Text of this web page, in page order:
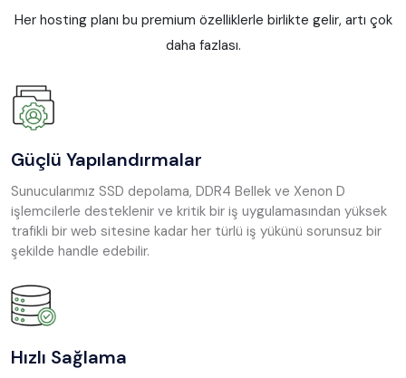
Her hosting planı bu premium özelliklerle birlikte gelir, artı çok
daha fazlası.
Güçlü Yapılandırmalar
Sunucularımız SSD depolama, DDR4 Bellek ve Xenon D
işlemcilerle desteklenir ve kritik bir iş uygulamasından yüksek
trafikli bir web sitesine kadar her türlü iş yükünü sorunsuz bir
şekilde handle edebilir.
Hızlı Sağlama